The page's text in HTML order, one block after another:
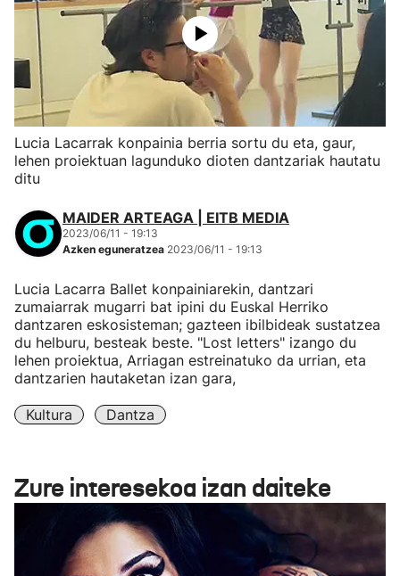
Lucia Lacarrak konpainia berria sortu du eta, gaur,
lehen proiektuan lagunduko dioten dantzariak hautatu
ditu
MAIDER ARTEAGA | EITB MEDIA
2023/06/11 - 19:13
Azken eguneratzea 2023/06/11 - 19:13
Lucia Lacarra Ballet konpainiarekin, dantzari
zumaiarrak mugarri bat ipini du Euskal Herriko
dantzaren eskosisteman; gazteen ibilbideak sustatzea
du helburu, besteak beste. "Lost letters" izango du
lehen proiektua, Arriagan estreinatuko da urrian, eta
dantzarien hautaketan izan gara,
Kultura Dantza
Zure interesekoa izan daiteke